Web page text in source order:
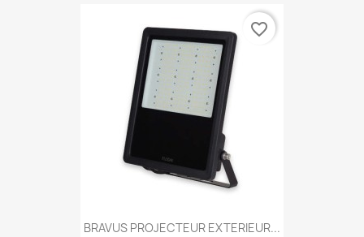
BRAVUS PROJECTEUR EXTERIEUR...
favorite_border